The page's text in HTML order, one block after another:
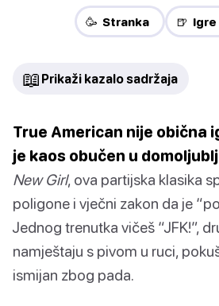
🥳 Stranka 🍺
📖 Prikaži kazalo sadržaja
True American nije obična
je kaos obučen u
New Girl, ova partijska klasika
poligone i vječni zakon da je
Jednog trenutka vičeš “JFK!”,
namještaju s pivom u ruci,
ismijan zbog pada.